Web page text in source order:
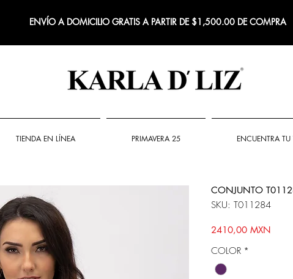
ENVÍO A DOMICILIO GRATIS A PARTIR DE $1,500.00 DE COMPRA
TIENDA EN LÍNEA PRIMAVERA 25 ENCUENTRA
CONJUNTO
SKU: T011284
2410,00 MXN
COLOR *